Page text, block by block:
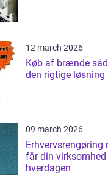
12 march 2026
Køb af brænde sådan vælger du
den rigtige løsning
09 march 2026
Erhvervsrengøring
får din
hverdagen